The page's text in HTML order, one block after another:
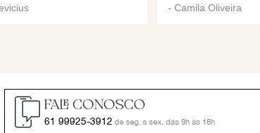
- Camila Oliveira
FALE CONOSCO
61 99925-3912 de seg. a sex. das 9h às 18h